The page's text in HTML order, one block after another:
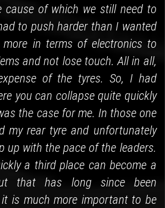
cause of which we still need to
to push harder than I wanted
in terms of electronics to
and not lose touch. All in all,
of the tyres. So, I had
you can collapse quite quickly
the case for me. In those one
my rear tyre and unfortunately
up with the pace of the leaders.
a third place can become a
that has long since been
it is much more important to be